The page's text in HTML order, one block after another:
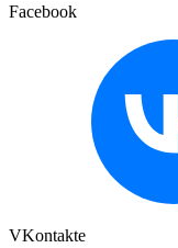
Facebook
VKontakte